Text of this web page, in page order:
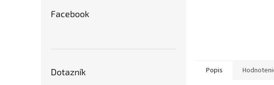
Facebook
Dotazník Popis